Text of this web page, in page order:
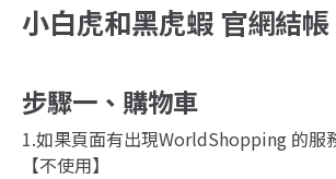
小白虎和黑虎蝦 官網結帳
步驟一、購物車
1.如果頁面有出現WorldShopping 的服
【不使用】